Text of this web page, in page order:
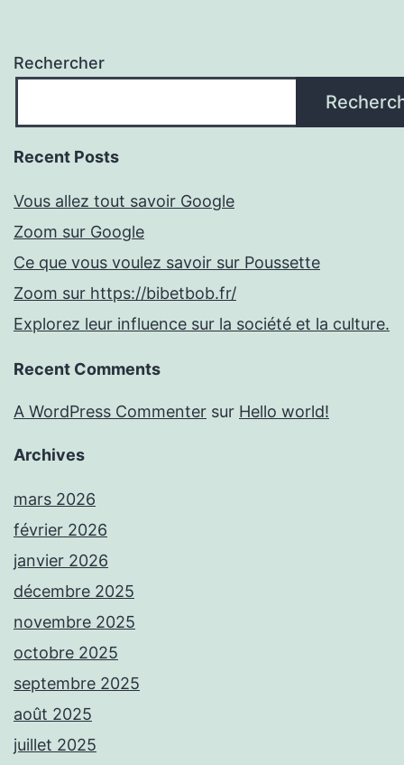
Rechercher
Recent Posts
Vous allez tout savoir Google
Zoom sur Google
Ce que vous voulez savoir sur Poussette
Zoom sur https://bibetbob.fr/
Explorez leur influence sur la société et la culture.
Recent Comments
A WordPress Commenter sur Hello world!
Archives
mars 2026
février 2026
janvier 2026
décembre 2025
novembre 2025
octobre 2025
septembre 2025
août 2025
juillet 2025